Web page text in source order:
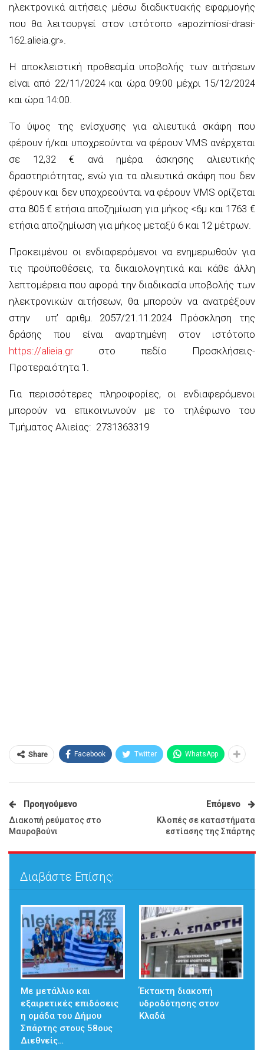
ηλεκτρονικά αιτήσεις μέσω διαδικτυακής εφαρμογής
που θα λειτουργεί στον ιστότοπο «apozimiosi-drasi-
162.alieia.gr».
Η αποκλειστική προθεσμία υποβολής των αιτήσεων
είναι από 22/11/2024 και ώρα 09:00 μέχρι 15/12/2024
και ώρα 14:00.
Το ύψος της ενίσχυσης για αλιευτικά σκάφη που
φέρουν ή/και υποχρεούνται να φέρουν VMS ανέρχεται
σε
12,32
€ ανά ημέρα άσκησης αλιευτικής
δραστηριότητας, ενώ για τα αλιευτικά σκάφη που δεν
φέρουν και δεν υποχρεούνται να φέρουν VMS ορίζεται
στα 805 € ετήσια αποζημίωση για μήκος <6μ και 1763 €
ετήσια αποζημίωση για μήκος μεταξύ 6 και 12 μέτρων.
Προκειμένου οι ενδιαφερόμενοι να ενημερωθούν για
τις προϋποθέσεις, τα δικαιολογητικά και κάθε άλλη
λεπτομέρεια που αφορά την διαδικασία υποβολής των
ηλεκτρονικών αιτήσεων, θα μπορούν να ανατρέξουν
στην
υπ’ αριθμ. 2057/21.11.2024 Πρόσκληση της
δράσης που είναι αναρτημένη στον ιστότοπο
https://alieia.grστο πεδίο Προσκλήσεις-
Προτεραιότητα 1
Για περισσότερες πληροφορίες, οι ενδιαφερόμενοι
μπορούννα επικοινωνούν με το τηλέφωνο του
Τμήματος Αλιείας: 2731363319
Share Facebook Twitter WhatsApp
Προηγούμενο
Διακοπή ρεύματος στο
Μαυροβούνι
Επόμενο
Κλοπές σε καταστήματα
εστίασης της Σπάρτης
Διαβάστε Επίσης:
Με μετάλλιο και
εξαιρετικές επιδόσεις
η ομάδα του Δήμου
Σπάρτης στους 58ους
Διεθνείς…
Έκτακτη διακοπή
υδροδότησης στον
Κλαδά